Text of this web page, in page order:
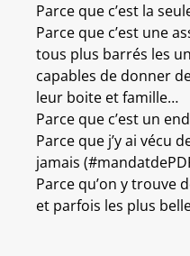
Parce que c’est la
Parce que c’est une
tous plus barrés les
capables de donner
leur boite et famille…
Parce que c’est un
Parce que j’y ai vécu
jamais
Parce qu’on y trouve
et parfois les plus